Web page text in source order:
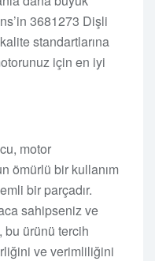
3681273 Dişli
standartlarına
için en iyi
motor
ömürlü bir kullanım
bir parçadır.
sahipseniz ve
bu ürünü tercih
ve verimliliğini